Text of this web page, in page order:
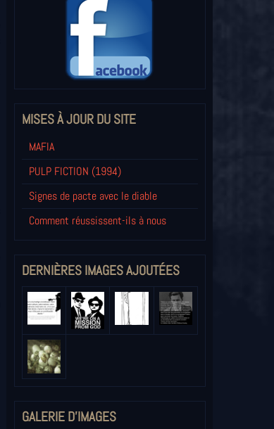
MISES À JOUR DU SITE
MAFIA
PULP FICTION (1994)
Signes de pacte avec le diable
Comment réussissent-ils à nous
DERNIÈRES IMAGES AJOUTÉES
GALERIE D'IMAGES